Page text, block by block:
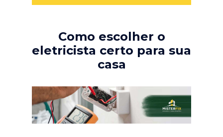
Como escolher o
eletricista certo para sua
casa